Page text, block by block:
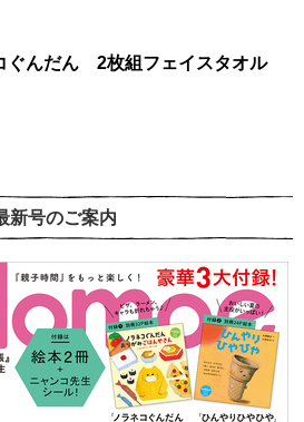
ぐんだん 2枚組フェイスタオル
新号のご案内